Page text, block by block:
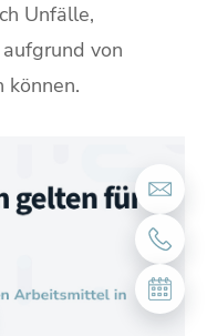
Unfälle,
von
können.